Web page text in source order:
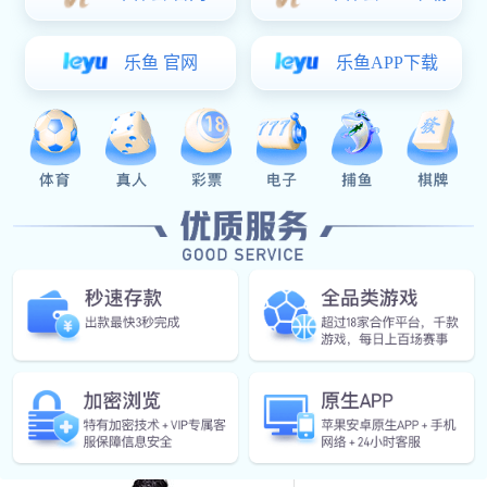
铝合金面板
铝合金手机壳
五金车床件
手板模型
其它五金件
工程塑料零配件
黄铜零配件
精密铜零件具有较强的